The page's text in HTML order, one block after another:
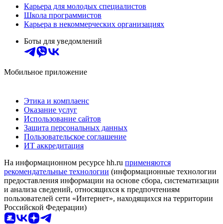
Карьера для молодых специалистов
Школа программистов
Карьера в некоммерческих организациях
Боты для уведомлений
Мобильное приложение
Этика и комплаенс
Оказание услуг
Использование сайтов
Защита персональных данных
Пользовательское соглашение
ИТ аккредитация
На информационном ресурсе hh.ru применяются
рекомендательные технологии (информационные технологии
предоставления информации на основе сбора, систематизации
и анализа сведений, относящихся к предпочтениям
пользователей сети «Интернет», находящихся на территории
Российской Федерации)